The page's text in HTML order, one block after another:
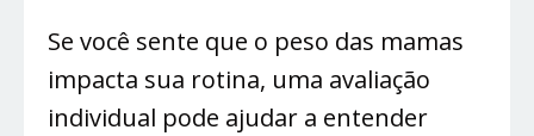
Se você sente que o peso das mamas
impacta sua rotina, uma avaliação
individual pode ajudar a entender